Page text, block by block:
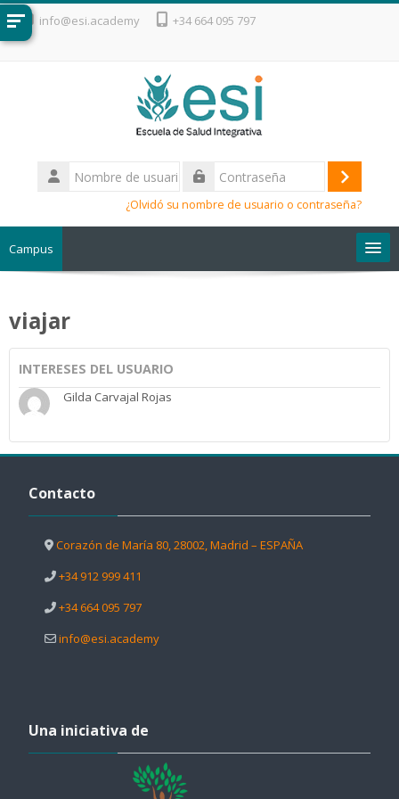
Salta al contenido principal
info@esi.academy +34 664 095 797
Nombre
de
Acceder
¿Olvidó su nombre de usuario o contraseña?
Campus
viajar
INTERESES DEL USUARIO
Gilda Carvajal Rojas
Contacto
Corazón de María 80, 28002, Madrid – ESPAÑA
+34 912 999 411
+34 664 095 797
info@esi.academy
Una iniciativa de